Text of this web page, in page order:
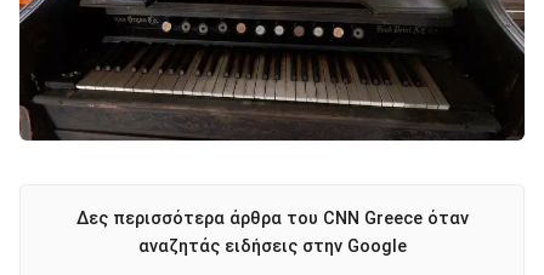
Δες περισσότερα άρθρα του CNN Greece όταν
αναζητάς ειδήσεις στην Google